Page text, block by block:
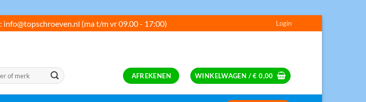
(ma t/m vr 09.00 - 17:00) Login
AFREKENEN WINKELWAGEN /€ 0,00